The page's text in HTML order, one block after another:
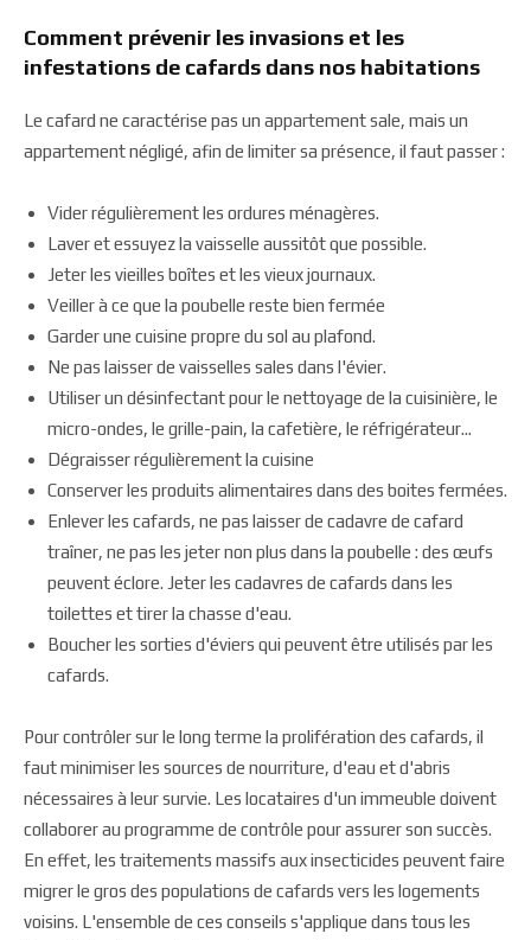
Comment prévenir les invasions et les
infestations de cafards dans nos habitations
Le cafard ne caractérise pas un appartement sale, mais un
appartement négligé, afin de limiter sa présence, il faut passer :
Vider régulièrement les ordures ménagères.
Laver et essuyez la vaisselle aussitôt que possible.
Jeter les vieilles boîtes et les vieux journaux.
Veiller à ce que la poubelle reste bien fermée
Garder une cuisine propre du sol au plafond.
Ne pas laisser de vaisselles sales dans l'évier.
Utiliser un désinfectant pour le nettoyage de la cuisinière, le
micro-ondes, le grille-pain, la cafetière, le réfrigérateur...
Dégraisser régulièrement la cuisine
Conserver les produits alimentaires dans des boites fermées.
Enlever les cafards, ne pas laisser de cadavre de cafard
traîner, ne pas les jeter non plus dans la poubelle : des œufs
peuvent éclore. Jeter les cadavres de cafards dans les
toilettes et tirer la chasse d'eau.
Boucher les sorties d'éviers qui peuvent être utilisés par les
cafards.
Pour contrôler sur le long terme la prolifération des cafards, il
faut minimiser les sources de nourriture, d'eau et d'abris
nécessaires à leur survie. Les locataires d'un immeuble doivent
collaborer au programme de contrôle pour assurer son succès.
En effet, les traitements massifs aux insecticides peuvent faire
migrer le gros des populations de cafards vers les logements
voisins. L'ensemble de ces conseils s'applique dans tous les